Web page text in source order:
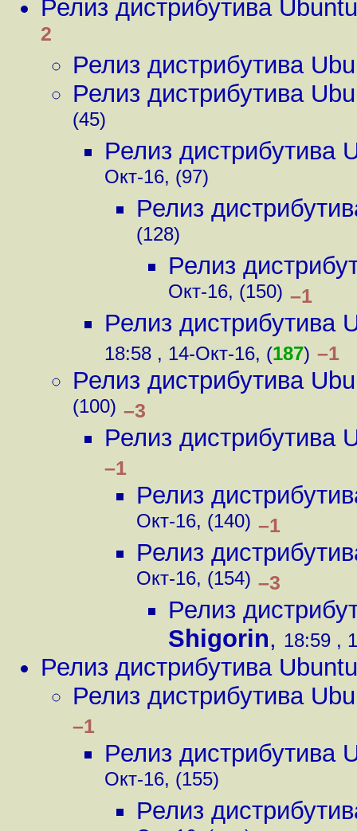
Релиз дистрибутива
2
Релиз дистрибутива
Релиз дистрибутива
(45)
Релиз дистрибутива
Окт-16, (97)
Релиз
(128)
Релиз
Окт-16, (150) –1
Релиз дистрибутива
18:58 , 14-Окт-16, (187) –1
Релиз дистрибутива
(100) –3
Релиз дистрибутива
–1
Релиз
Окт-16, (140) –1
Релиз
Окт-16, (154) –3
Релиз
Shigorin, 18:59 ,
Релиз дистрибутива
Релиз дистрибутива
–1
Релиз дистрибутива
Окт-16, (155)
Релиз